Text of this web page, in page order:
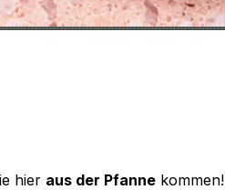
hier aus der Pfanne kommen!